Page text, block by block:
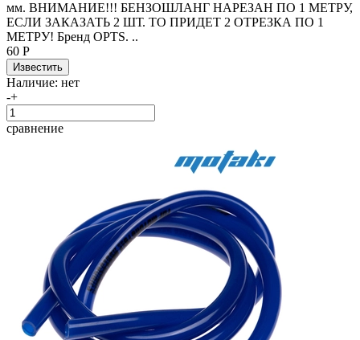
мм. ВНИМАНИЕ!!! БЕНЗОШЛАНГ НАРЕЗАН ПО 1 МЕТРУ,
ЕСЛИ ЗАКАЗАТЬ 2 ШТ. ТО ПРИДЕТ 2 ОТРЕЗКА ПО 1
МЕТРУ! Бренд OPTS. ..
60 Р
Наличие: нет
-+
сравнение